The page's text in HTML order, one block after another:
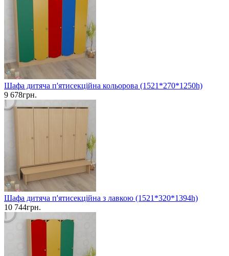
Шафа дитяча п'ятисекційна кольорова (1521*270*1250h)
9 678грн.
Шафа дитяча п'ятисекційна з лавкою (1521*320*1394h)
10 744грн.